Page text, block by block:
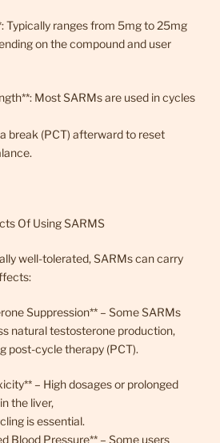
Typically ranges from 5mg to 25mg
on the compound and user
Most SARMs are used in cycles
break (PCT) afterward to reset
Of Using SARMS
well-tolerated, SARMs can carry
Suppression** – Some SARMs
natural testosterone production,
post-cycle therapy (PCT).
– High dosages or prolonged
the liver,
is essential.
Blood Pressure** – Some users